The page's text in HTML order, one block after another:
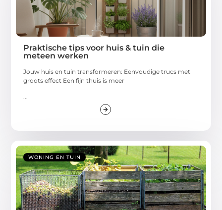
Praktische tips voor huis & tuin die
meteen werken
Jouw huis en tuin transformeren: Eenvoudige trucs met
groots effect Een fijn thuis is meer
WONING EN TUIN